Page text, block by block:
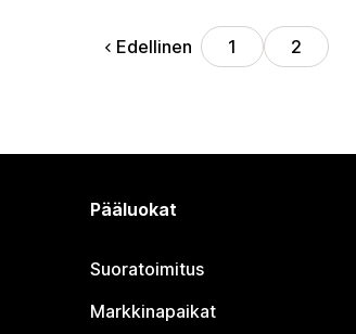
Edellinen 1 2
Pääluokat
Suoratoimitus
Markkinapaikat